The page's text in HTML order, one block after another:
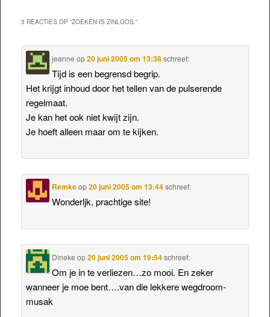
3 REACTIES OP “ZOEKEN IS ZINLOOS.”
jeanne op20 juni 2005 om 13:38 schreef:
Tijd is een begrensd begrip.
Het krijgt inhoud door het tellen van de pulserende
regelmaat.
Je kan het ook niet kwijt zijn.
Je hoeft alleen maar om te kijken.
Remkeop20 juni 2005 om 13:44 schreef:
Wonderljk, prachtige site!
Dineke op20 juni 2005 om 19:54 schreef:
Om je in te verliezen…zo mooi. En zeker
wanneer je moe bent….van die lekkere wegdroom-
musak